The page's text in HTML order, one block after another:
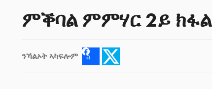
ምቕባል ምምሃር 2ይ ክፋል
ንኻልኦት ኣካፍሎም